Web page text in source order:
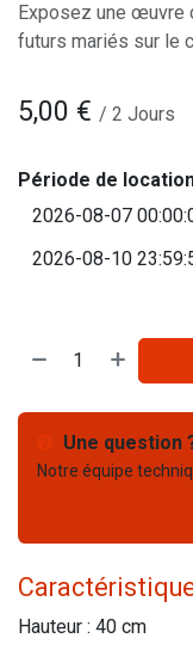
Exposez une œuvre
futurs mariés sur le
5,00 € / 2 Jours
Période de
Une question
Notre équipe
Hauteur : 40 cm